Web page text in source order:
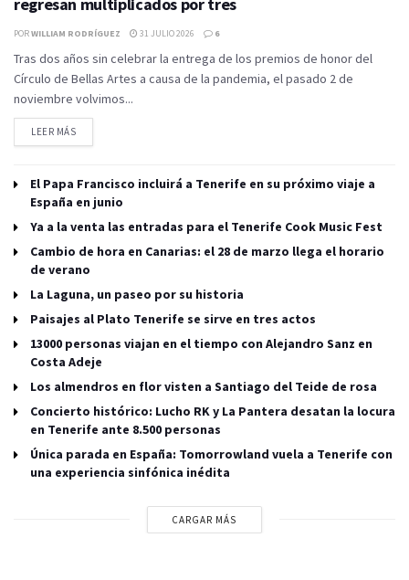
PORWILLIAM RODRÍGUEZ 31 JULIO 2026 6
Tras dos años sin celebrar la entrega de los premios de honor del
Círculo de Bellas Artes a causa de la pandemia, el pasado 2 de
noviembre volvimos...
LEER MÁS
El Papa Francisco incluirá a Tenerife en su próximo viaje a
España en junio
Ya a la venta las entradas para el Tenerife Cook Music Fest
Cambio de hora en Canarias: el 28 de marzo llega el horario
de verano
La Laguna, un paseo por su historia
Paisajes al Plato Tenerife se sirve en tres actos
13000 personas viajan en el tiempo con Alejandro Sanz en
Costa Adeje
Los almendros en flor visten a Santiago del Teide de rosa
Concierto histórico: Lucho RK y La Pantera desatan la locura
en Tenerife ante 8.500 personas
Única parada en España: Tomorrowland vuela a Tenerife con
una experiencia sinfónica inédita
CARGAR MÁS